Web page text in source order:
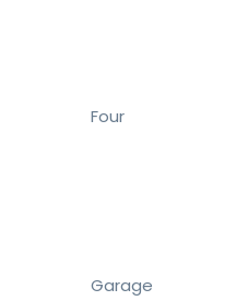
Four
Garage